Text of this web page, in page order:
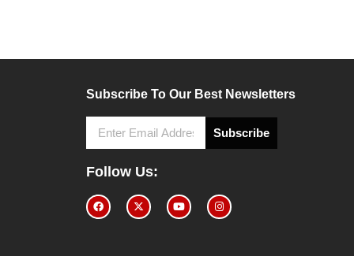
Subscribe To Our Best Newsletters
Subscribe
Follow Us: